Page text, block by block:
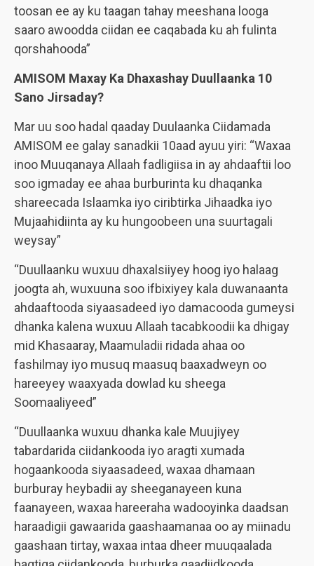
toosan ee ay ku taagan tahay meeshana looga
saaro awoodda ciidan ee caqabada ku ah fulinta
qorshahooda”
AMISOM Maxay Ka Dhaxashay Duullaanka 10
Sano Jirsaday?
Mar uu soo hadal qaaday Duulaanka Ciidamada
AMISOM ee galay sanadkii 10aad ayuu yiri: “Waxaa
inoo Muuqanaya Allaah fadligiisa in ay ahdaaftii loo
soo igmaday ee ahaa burburinta ku dhaqanka
shareecada Islaamka iyo ciribtirka Jihaadka iyo
Mujaahidiinta ay ku hungoobeen una suurtagali
weysay”
“Duullaanku wuxuu dhaxalsiiyey hoog iyo halaag
joogta ah, wuxuuna soo ifbixiyey kala duwanaanta
ahdaaftooda siyaasadeed iyo damacooda gumeysi
dhanka kalena wuxuu Allaah tacabkoodii ka dhigay
mid Khasaaray, Maamuladii ridada ahaa oo
fashilmay iyo musuq maasuq baaxadweyn oo
hareeyey waaxyada dowlad ku sheega
Soomaaliyeed”
“Duullaanka wuxuu dhanka kale Muujiyey
tabardarida ciidankooda iyo aragti xumada
hogaankooda siyaasadeed, waxaa dhamaan
burburay heybadii ay sheeganayeen kuna
faanayeen, waxaa hareeraha wadooyinka daadsan
haraadigii gawaarida gaashaamanaa oo ay miinadu
gaashaan tirtay, waxaa intaa dheer muuqaalada